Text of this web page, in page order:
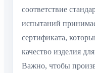
соответствие
испытаний
сертификата,
качество изделия
Важно, чтобы